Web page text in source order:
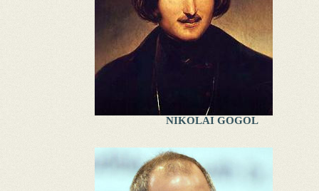
NIKOLAI GOGOL